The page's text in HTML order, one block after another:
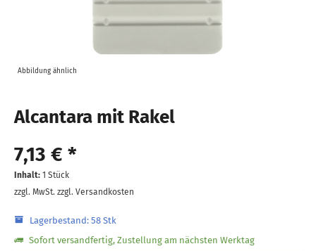
Abbildung ähnlich
Alcantara mit Rakel
7,13 € *
Inhalt: 1 Stück
zzgl. MwSt. zzgl. Versandkosten
Lagerbestand: 58 Stk
Sofort versandfertig, Zustellung am nächsten Werktag